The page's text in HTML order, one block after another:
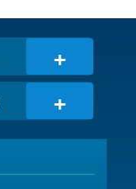
+
+